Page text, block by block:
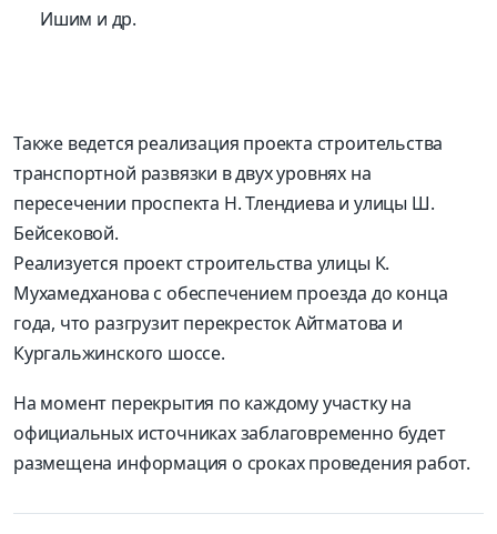
Ишим и др.
Также ведется реализация проекта строительства
транспортной развязки в двух уровнях на
пересечении проспекта Н. Тлендиева и улицы Ш.
Бейсековой.
Реализуется проект строительства улицы К.
Мухамедханова с обеспечением проезда до конца
года, что разгрузит перекресток Айтматова и
Кургальжинского шоссе.
На момент перекрытия по каждому участку на
официальных источниках заблаговременно будет
размещена информация о сроках проведения работ.